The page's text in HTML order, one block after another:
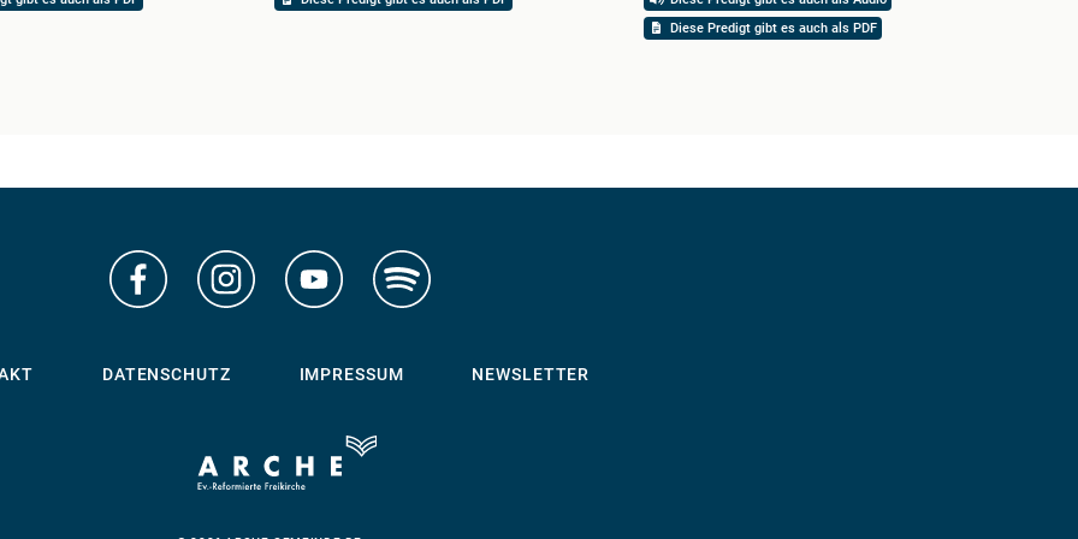
Diese Predigt gibt es auch als PDF
DATENSCHUTZ IMPRESSUM NEWSLETTER